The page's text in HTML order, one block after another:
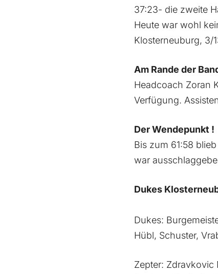
37:23- die zweite
Heute war wohl
Klosterneuburg, 3/
Am Rande der
Headcoach Zoran
Verfügung.
Der Wendepunkt !
Bis zum 61:58
war
Dukes
Dukes:
Hübl, Schuster,
Zepter: Zdravkovic